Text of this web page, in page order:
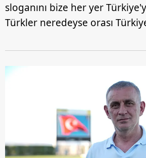
sloganını bize her yer
Türkler neredeyse orası